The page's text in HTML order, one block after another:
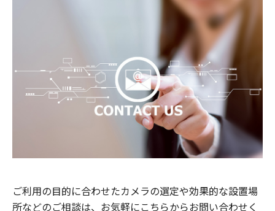
ご利用の目的に合わせたカメラの選定や効果的な設置場
所などのご相談は、お気軽にこちらからお問い合わせく